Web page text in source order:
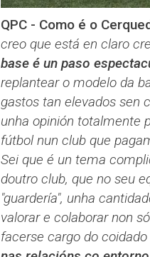
QPC - Como é o
creo que está en claro
base é un paso
replantear o modelo da
gastos tan elevados sen
unha opinión totalmente
fútbol nun club que
Sei que é un tema
doutro club, que no seu
"guardería", unha
valorar e colaborar non
facerse cargo do